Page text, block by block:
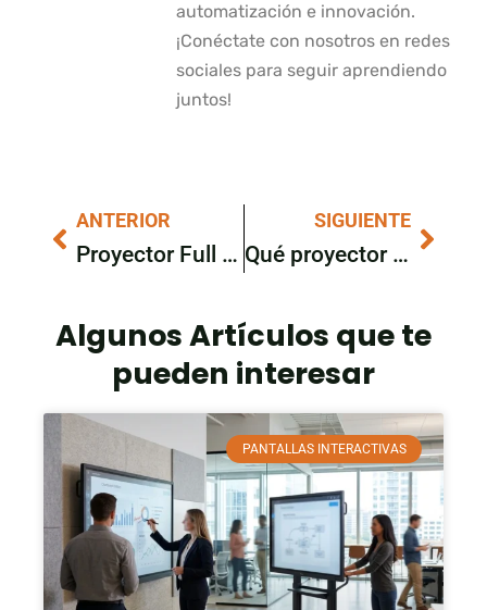
automatización e innovación.
¡Conéctate con nosotros en redes
sociales para seguir aprendiendo
juntos!
PrevANTERIOR
Proyector Full HD vs 4K: cuál elegir según el espacio, el contenido y el uso
SIGUIENTE
Qué proyector necesitas para video mapping: claves para elegir el equipo ideal
Next
Algunos Artículos que te
pueden interesar
PANTALLAS INTERACTIVAS